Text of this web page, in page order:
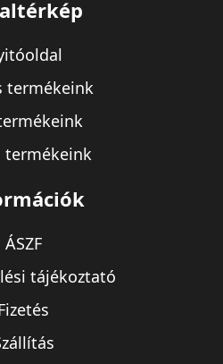
termékeink
termékeink
ÁSZF
tájékoztató